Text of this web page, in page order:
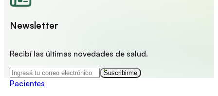
Newsletter
Recibí las últimas novedades de salud.
Suscribirme
Pacientes